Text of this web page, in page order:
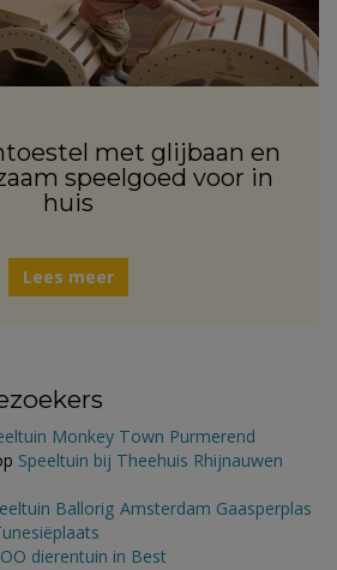
met glijbaan en
speelgoed voor in
huis
Lees meer
Monkey Town Purmerend
Speeltuin bij Theehuis Rhijnauwen
Ballorig Amsterdam Gaasperplas
dierentuin in Best